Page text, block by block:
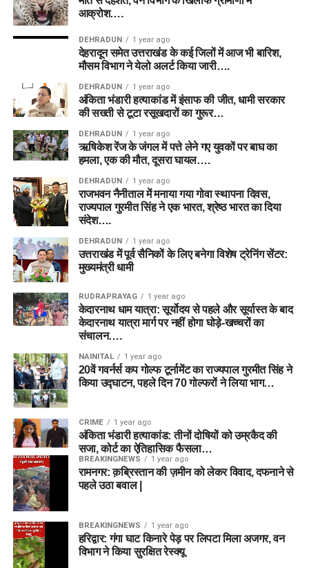
आक्रोश….
DEHRADUN 1 year ago
देहरादून समेत उत्तराखंड के कई जिलों में आज भी बारिश,
मौसम विभाग ने येलो अलर्ट किया जारी….
DEHRADUN 1 year ago
अंकिता भंडारी हत्याकांड में इंसाफ की जीत, धामी सरकार
की सख्ती से टूटा रसूखदारों का गुरूर…
DEHRADUN 1 year ago
ऋषिकेश रेंज के जंगल में पत्ते लेने गए युवकों पर बाघ का
हमला, एक की मौत, दूसरा घायल….
DEHRADUN 1 year ago
राजभवन नैनीताल में मनाया गया गोवा स्थापना दिवस,
राज्यपाल गुरमीत सिंह ने एक भारत, श्रेष्ठ भारत का दिया
संदेश….
DEHRADUN 1 year ago
उत्तराखंड में पूर्व सैनिकों के लिए बनेगा विशेष ट्रेनिंग सेंटर:
मुख्यमंत्री धामी
RUDRAPRAYAG 1 year ago
केदारनाथ धाम यात्रा: सूर्योदय से पहले और सूर्यास्त के बाद
केदारनाथ यात्रा मार्ग पर नहीं होगा घोड़े-खच्चरों का
संचालन….
NAINITAL 1 year ago
20वें गवर्नर्स कप गोल्फ टूर्नामेंट का राज्यपाल गुरमीत सिंह ने
किया उद्घाटन, पहले दिन 70 गोल्फरों ने लिया भाग…
CRIME 1 year ago
अंकिता भंडारी हत्याकांड: तीनों दोषियों को उम्रकैद की
सजा, कोर्ट का ऐतिहासिक फैसला…
BREAKINGNEWS 1 year ago
रामनगर: क़ब्रिस्तान की ज़मीन को लेकर विवाद, दफनाने से
पहले उठा बवाल |
BREAKINGNEWS 1 year ago
हरिद्वार: गंगा घाट किनारे पेड़ पर लिपटा मिला अजगर, वन
विभाग ने किया सुरक्षित रेस्क्यू